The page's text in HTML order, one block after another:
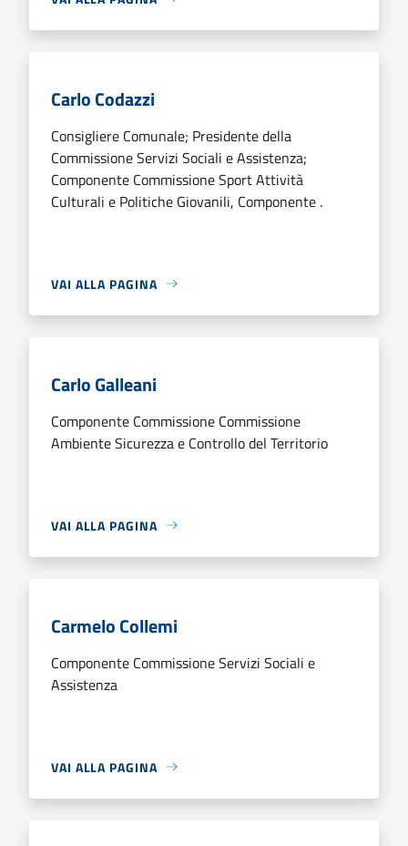
Carlo Codazzi
Consigliere Comunale; Presidente della
Commissione Servizi Sociali e Assistenza;
Componente Commissione Sport Attività
Culturali e Politiche Giovanili, Componente .
VAI ALLA PAGINA
Carlo Galleani
Componente Commissione Commissione
Ambiente Sicurezza e Controllo del Territorio
VAI ALLA PAGINA
Carmelo Collemi
Componente Commissione Servizi Sociali e
Assistenza
VAI ALLA PAGINA